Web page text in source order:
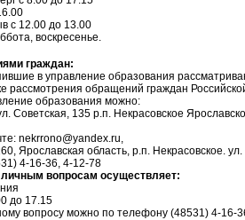
с 12.00 до 13.00
воскресенье.
граждан:
в управление образования
рассмотрения обращений граждан
образования можно:
Советская, 135 р.п. Некрасовское
nekrrono@yandex.ru,
Ярославская область, р.п. Некрасовское.
4-16-36, 4-12-78
вопросам осуществляет:
до 17.15
вопросу можно по телефону (48531) 4-16-